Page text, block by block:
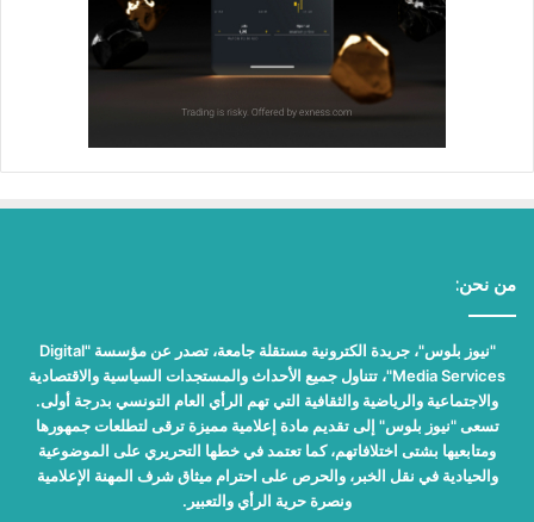
من نحن:
"نيوز بلوس"، جريدة الكترونية مستقلة جامعة، تصدر عن مؤسسة "Digital
Media Services"، تتناول جميع الأحداث والمستجدات السياسية والاقتصادية
والاجتماعية والرياضية والثقافية التي تهم الرأي العام التونسي بدرجة أولى.
تسعى "نيوز بلوس" إلى تقديم مادة إعلامية مميزة ترقى لتطلعات جمهورها
ومتابعيها بشتى اختلافاتهم، كما تعتمد في خطها التحريري على الموضوعية
والحيادية في نقل الخبر، والحرص على احترام ميثاق شرف المهنة الإعلامية
ونصرة حرية الرأي والتعبير.